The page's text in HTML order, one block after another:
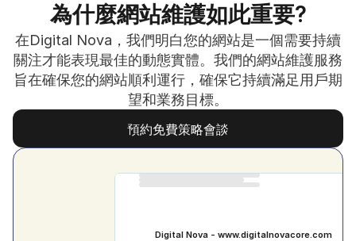
為什麼網站維護如此重要?
在Digital Nova，我們明白您的網站是一個需要持續
關注才能表現最佳的動態實體。我們的網站維護服務
旨在確保您的網站順利運行，確保它持續滿足用戶期
望和業務目標。
預約免費策略會談
預約免費策略會談
Digital Nova - www.digitalnovacore.com